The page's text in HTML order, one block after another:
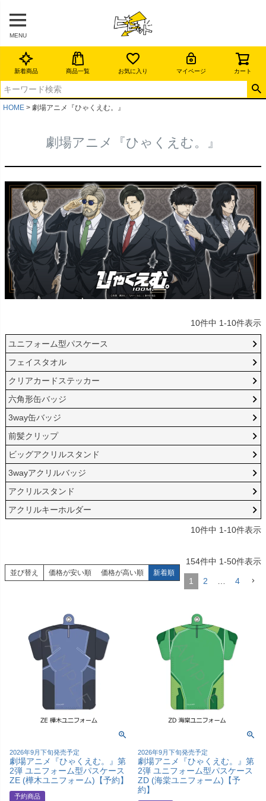
MENU
新着商品 商品一覧 お気に入り マイページ カート
HOME 劇場アニメ『ひゃくえむ。』
劇場アニメ『ひゃくえむ。』
10件中 1-10件表示
ユニフォーム型パスケース
フェイスタオル
クリアカードステッカー
六角形缶バッジ
3way缶バッジ
前髪クリップ
ビッグアクリルスタンド
3wayアクリルバッジ
アクリルスタンド
アクリルキーホルダー
10件中 1-10件表示
並び替え 価格が安い順 価格が高い順 新着順
154件中 1-50件表示
1 2 … 4
2026年9月下旬発売予定
劇場アニメ『ひゃくえむ。』第
2弾 ユニフォーム型パスケース
ZE (樺木ユニフォーム)【予約】
予約商品
2026年9月下旬発売予定
劇場アニメ『ひゃくえむ。』第
2弾 ユニフォーム型パスケース
ZD (海棠ユニフォーム)【予
約】